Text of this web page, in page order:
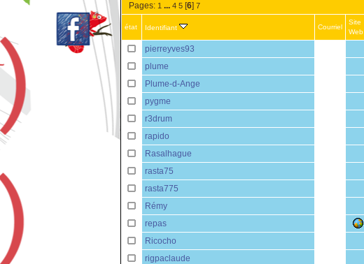
Pages: 1 ... 4 5 [6] 7
état Identifiant Courriel
Site
Web
pierreyves93
plume
Plume-d-Ange
pygme
r3drum
rapido
Rasalhague
rasta75
rasta775
Rémy
repas
Ricocho
rigpaclaude